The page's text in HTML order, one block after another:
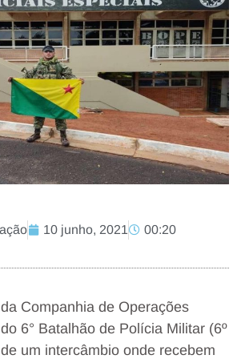
10 junho, 2021 00:20
Companhia de Operações
6° Batalhão de Polícia Militar (6º
um intercâmbio onde recebem